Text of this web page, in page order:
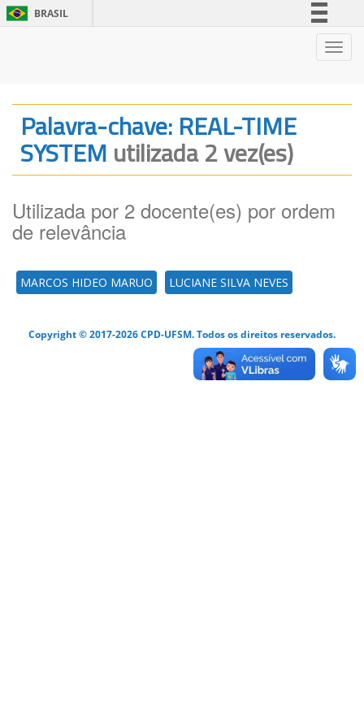
BRASIL
Legislação
Canais
Palavra-chave: REAL-TIME
SYSTEM utilizada 2 vez(es)
Utilizada por 2 docente(es) por ordem
de relevância
MARCOS HIDEO MARUO LUCIANE SILVA NEVES
Copyright © 2017-2026 CPD-UFSM. Todos os direitos reservados.